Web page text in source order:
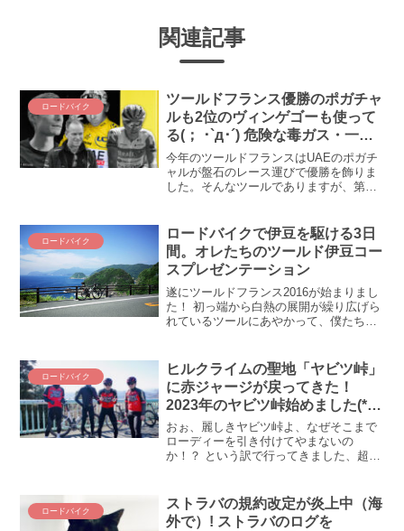
関連記事
ロードバイク
ツールドフランス優勝のポガチャ
ルも2位のヴィンゲゴーも使って
る(； ･`д･´) 危険な毒ガス・一酸
化炭素をなぜプロ選手は使うの
か⁉
今年のツールドフランスはUAEのポガチ
ャルが盤石のレース運びで優勝を飾りま
した。そんなツールでありますが、第２
たチーム・ヴィスマ・リースアバイク
（ヴィンゲゴーが所属）とUAEチームエ
ミレーツ（ポガチャルが所属）、イスラ
エルプレミアテックが一酸化炭素吸引機
（リブリーザー）を使用していることを
認めたんですと。うん、一酸化炭素！？
そんな危険なガス吸ったら危ないじゃな
いか(； ･`д･´) なんで、そんな危ないこと
ロードバイク
ロードバイクで伊豆を駆ける3日
間。オレたちのツールド伊豆コー
スプレゼンテーション
遂にツールドフランス2016が始まりまし
た！ 初っ端から白熱の展開が繰り広げら
れているツールにあやかって、僕たちも
伊豆」！ 情報盛りだくさんでまとめきれ
ていないので...
ロードバイク
ヒルクライムの聖地「ヤビツ峠」
に赤ジャージが戻ってきた！
2023年のヤビツ峠始めました(*´ω
｀)
おぉ、麗しきヤビツ峠よ、なぜそこまで
ローディーを引き付けてやまないの
か！？ という訳で行ってきました、超久
ぜｗ
ロードバイク
ストラバの規約改定が炎上中（海
外で）! ストラバのログを